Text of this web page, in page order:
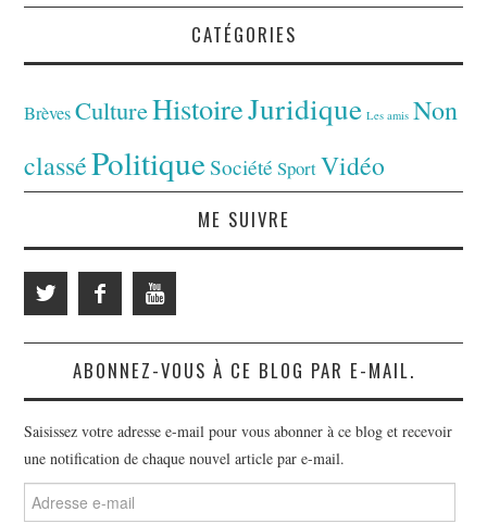
CATÉGORIES
Brèves CultureHistoireJuridique Les amis Non
classéPolitiqueSociété SportVidéo
ME SUIVRE
ABONNEZ-VOUS À CE BLOG PAR E-MAIL.
Saisissez votre adresse e-mail pour vous abonner à ce blog et recevoir
une notification de chaque nouvel article par e-mail.
Adresse
e-